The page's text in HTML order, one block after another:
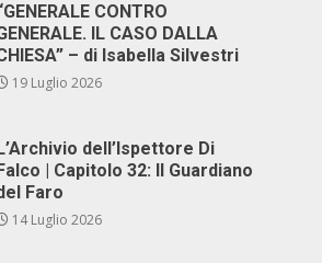
CONTRO
IL CASO DALLA
– di Isabella Silvestri
19 Luglio 2026
dell’Ispettore Di
| Capitolo 32: Il Guardiano
Faro
14 Luglio 2026